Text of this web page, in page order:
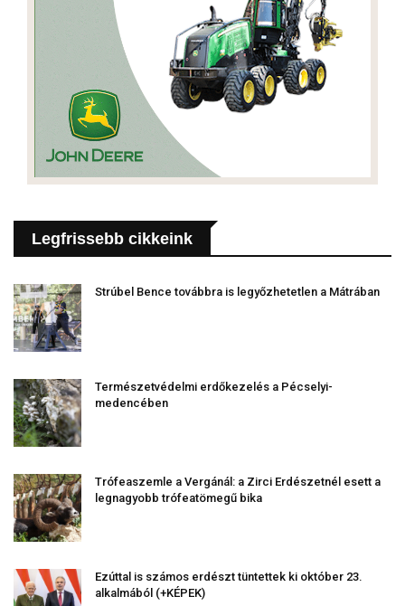
Legfrissebb cikkeink
Strúbel Bence továbbra is legyőzhetetlen a Mátrában
Természetvédelmi erdőkezelés a Pécselyi-
medencében
Trófeaszemle a Vergánál: a Zirci Erdészetnél esett a
legnagyobb trófeatömegű bika
Ezúttal is számos erdészt tüntettek ki október 23.
alkalmából (+KÉPEK)